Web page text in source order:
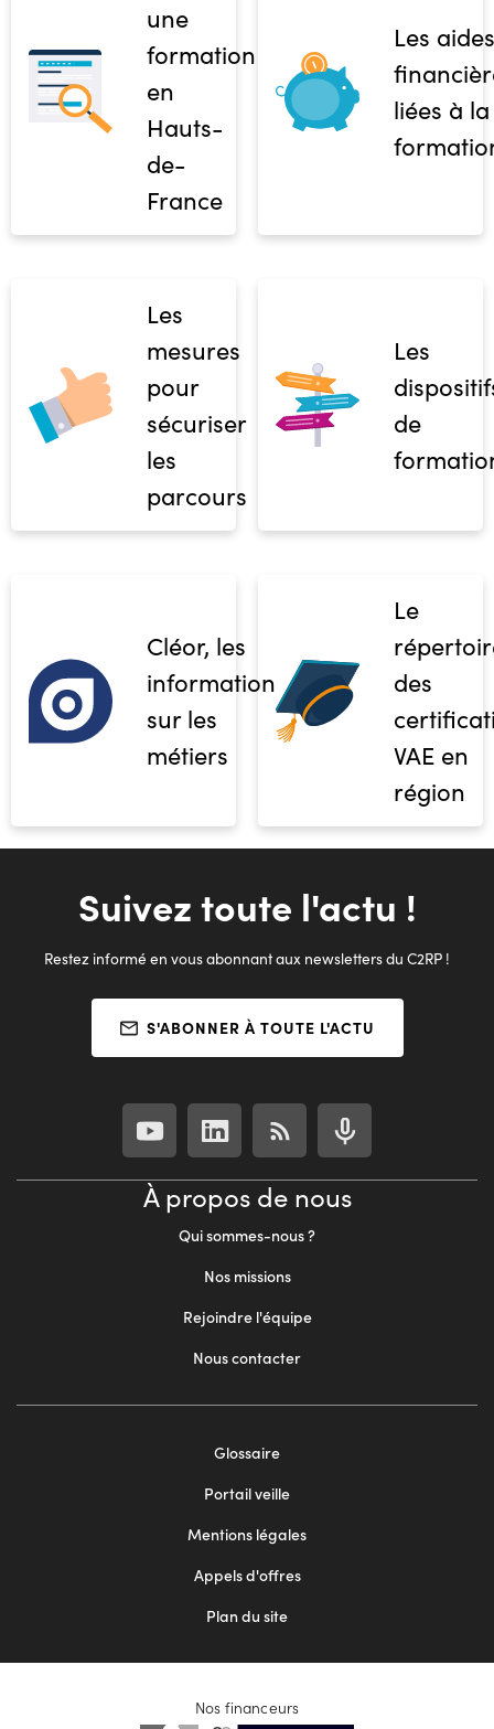
une
formation
en
Hauts-
de-
France
Les aides
liées à la
Les
mesures
pour
sécuriser
les
parcours
Les
de
Cléor, les
informations
sur les
métiers
Le
des
VAE en
région
Suivez toute l'actu !
Restez informé en vous abonnant aux newsletters du C2RP !
S'ABONNER À TOUTE L'ACTU
À propos de nous
Qui sommes-nous ?
Nos missions
Rejoindre l'équipe
Nous contacter
Glossaire
Portail veille
Mentions légales
Appels d'offres
Plan du site
Nos financeurs